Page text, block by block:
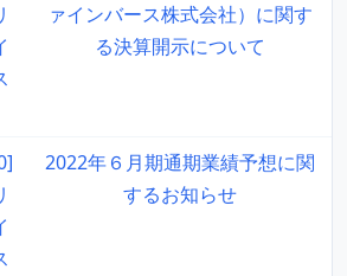
ァインバース株式会社）に関す
る決算開示について
2022年６月期通期業績予想に関
するお知らせ